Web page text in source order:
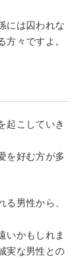
には囚われな
々ですよ。
起こしていき
を好む方が多
男性から、
いかもしれま
実な男性との